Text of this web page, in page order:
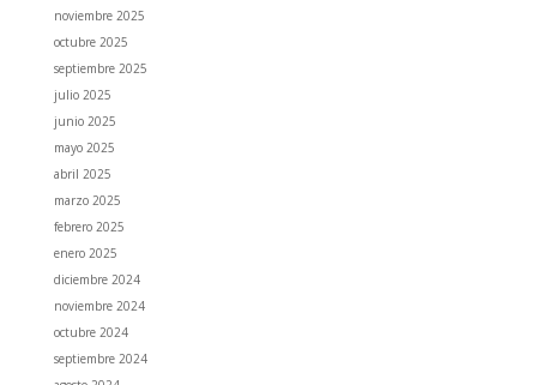
noviembre 2025
octubre 2025
septiembre 2025
julio 2025
junio 2025
mayo 2025
abril 2025
marzo 2025
febrero 2025
enero 2025
diciembre 2024
noviembre 2024
octubre 2024
septiembre 2024